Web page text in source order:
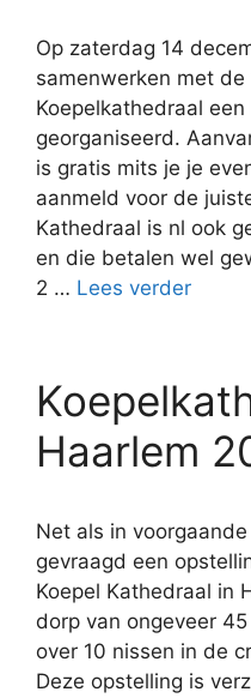
Op zaterdag 14
samenwerken met
Koepelkathedraal
georganiseerd.
is gratis mits je je
aanmeld voor de
Kathedraal is nl ook
en die betalen wel
2 … Lees verder
Haarlem
Net als in
gevraagd een
Koepel Kathedraal in
dorp van ongeveer
over 10 nissen in de
Deze opstelling is